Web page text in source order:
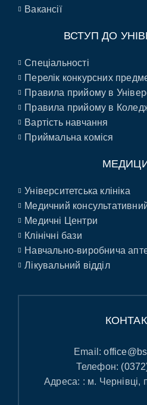
Вакансії
ВСТУП ДО
Спеціальності
Перелік конкурсних
Правила прийому в
Правила прийому в
Вартість навчання
Приймальна коміся
Університетська клініка
Медичний
Медичні Центри
Клінічні бази
Навчально-виробнича
Лікувальний відділ
Email:
Телефон:
Адреса: : м. Чернівці,